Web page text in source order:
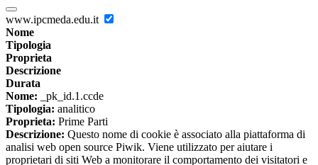
www.ipcmeda.edu.it
Nome
Tipologia
Proprieta
Descrizione
Durata
Nome: _pk_id.1.ccde
Tipologia: analitico
Proprieta: Prime Parti
Descrizione: Questo nome di cookie è associato alla piattaforma di
analisi web open source Piwik. Viene utilizzato per aiutare i
proprietari di siti Web a monitorare il comportamento dei visitatori e